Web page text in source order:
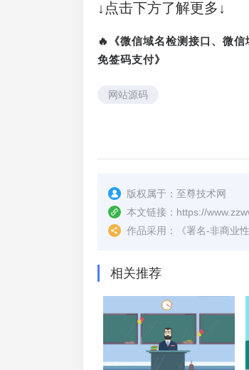
↓点击下方了解更多↓
🔥《微信域名检测接口、微
免签码支付》
网站源码
版权属于： 至尊技术网
本文链接： https://
作品采用：
《署名-非商业
相关推荐